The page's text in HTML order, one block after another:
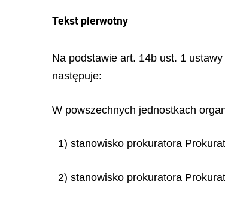
Tekst pierwotny
Na podstawie art. 14b ust. 1
następuje:
W powszechnych jednostkach
1) stanowisko prokuratora
2) stanowisko prokuratora